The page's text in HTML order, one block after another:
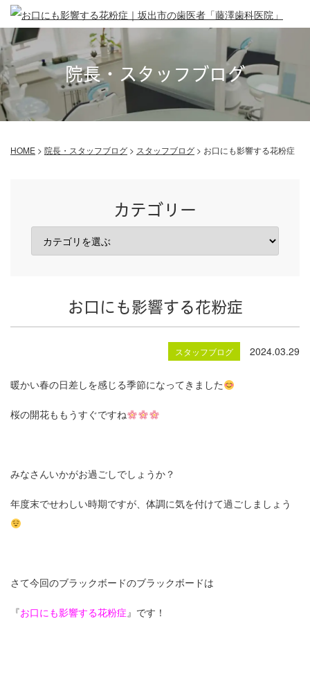
院長・スタッフブログ
HOME > 院長・スタッフブログ > スタッフブログ > お口にも影響する花粉症
カテゴリー
お口にも影響する花粉症
スタッフブログ 2024.03.29
暖かい春の日差しを感じる季節になってきました
桜の開花ももうすぐですね
みなさんいかがお過ごしでしょうか？
年度末でせわしい時期ですが、体調に気を付けて過ごしましょう
さて今回のブラックボードのブラックボードは
『お口にも影響する花粉症』です！